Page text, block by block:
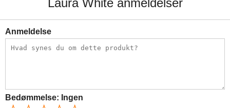
Laura White anmeldelser
Anmeldelse
Bedømmelse: Ingen